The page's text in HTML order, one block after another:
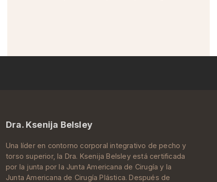
Dra. Ksenija Belsley
Una líder en contorno corporal integrativo de pecho y
torso superior, la Dra. Ksenija Belsleyestá certificada
por la junta por la Junta Americana de Cirugía y la
Junta Americana de Cirugía Plástica. Después de